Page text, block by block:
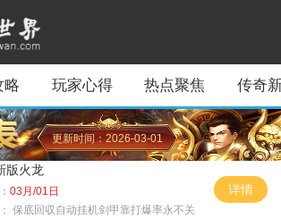
略 玩家心得 热点聚焦 传奇
更新时间：2026-03-01
版火龙
03月/01日
保底回収自动挂机剑甲靠打爆率永不关
详情